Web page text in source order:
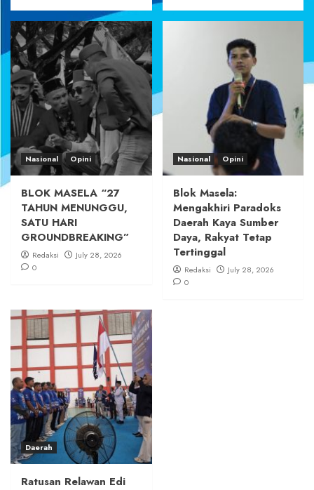
Nasional Opini
BLOK MASELA “27
TAHUN MENUNGGU,
SATU HARI
GROUNDBREAKING”
Redaksi
July 28, 2026
0
Nasional Opini
Blok Masela:
Mengakhiri Paradoks
Daerah Kaya Sumber
Daya, Rakyat Tetap
Tertinggal
Redaksi
July 28, 2026
0
Daerah
Ratusan Relawan Edi